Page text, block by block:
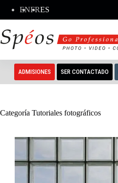
contenido
ENFRES
ADMISIONES SER CONTACTADO
Categoría Tutoriales fotográficos